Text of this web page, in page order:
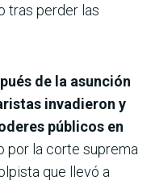
tras perder las
de la asunción
invadieron y
públicos en
por la corte suprema
que llevó a